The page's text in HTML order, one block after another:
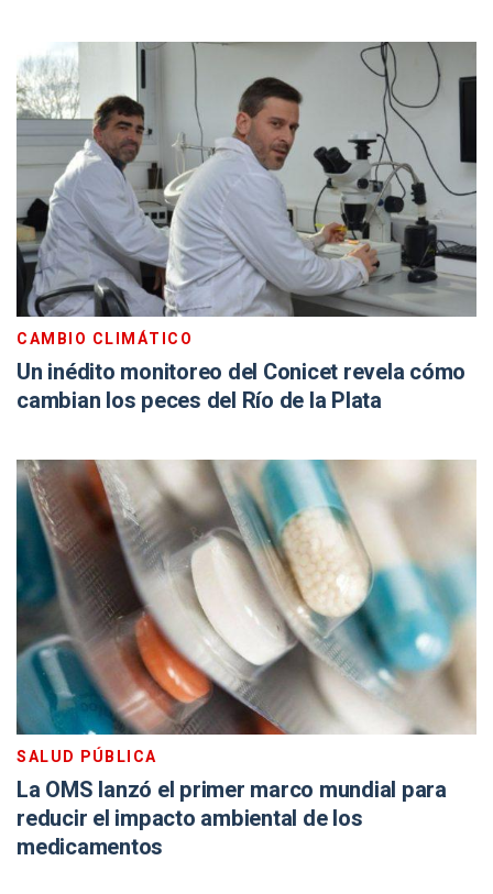
CAMBIO CLIMÁTICO
Un inédito monitoreo del Conicet revela cómo
cambian los peces del Río de la Plata
SALUD PÚBLICA
La OMS lanzó el primer marco mundial para
reducir el impacto ambiental de los
medicamentos